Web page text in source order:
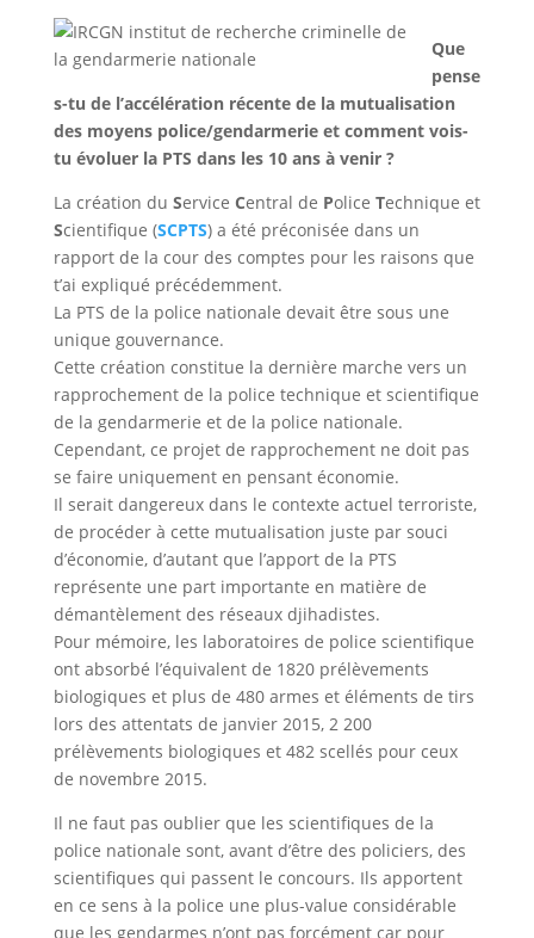
Que
pense
s-tu de l’accélération récente de la mutualisation
des moyens police/gendarmerie et comment vois-
tu évoluer la PTS dans les 10 ans à venir ?
La création du Service Central de Police Technique et
Scientifique (SCPTS) a été préconisée dans un
rapport de la cour des comptes pour les raisons que
t’ai expliqué précédemment.
La PTS de la police nationale devait être sous une
unique gouvernance.
Cette création constitue la dernière marche vers un
rapprochement de la police technique et scientifique
de la gendarmerie et de la police nationale.
Cependant, ce projet de rapprochement ne doit pas
se faire uniquement en pensant économie.
Il serait dangereux dans le contexte actuel terroriste,
de procéder à cette mutualisation juste par souci
d’économie, d’autant que l’apport de la PTS
représente une part importante en matière de
démantèlement des réseaux djihadistes.
Pour mémoire, les laboratoires de police scientifique
ont absorbé l’équivalent de 1820 prélèvements
biologiques et plus de 480 armes et éléments de tirs
lors des attentats de janvier 2015, 2 200
prélèvements biologiques et 482 scellés pour ceux
de novembre 2015.
Il ne faut pas oublier que les scientifiques de la
police nationale sont, avant d’être des policiers, des
scientifiques qui passent le concours. Ils apportent
en ce sens à la police une plus-value considérable
que les gendarmes n’ont pas forcément car pour